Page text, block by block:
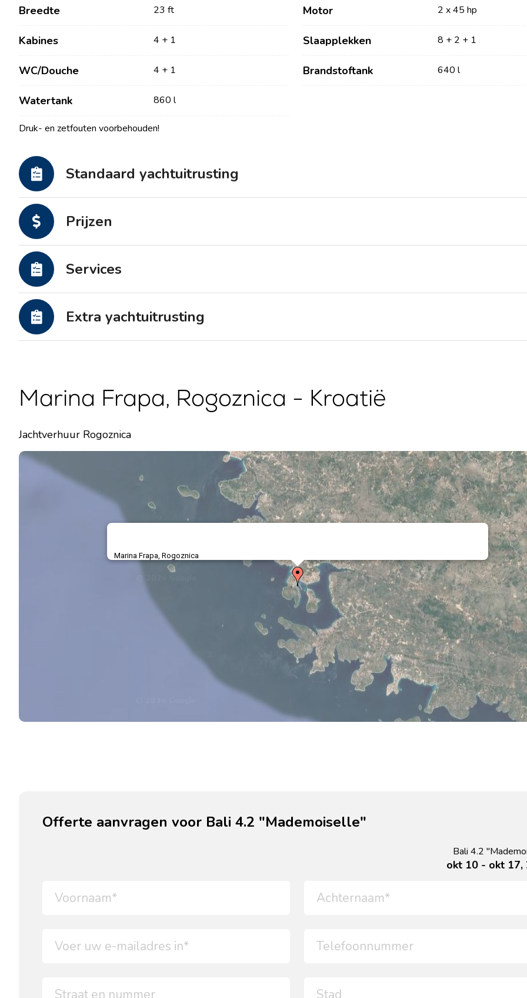
Breedte 23 ft Motor 2 x 45 hp
Kabines 4 + 1 Slaapplekken 8 + 2 + 1
WC/Douche 4 + 1 Brandstoftank 640 l
Watertank 860 l
Druk- en zetfouten voorbehouden!
Standaard yachtuitrusting
Prijzen
Services
Extra yachtuitrusting
Marina Frapa, Rogoznica - Kroatië
Jachtverhuur Rogoznica
Marina Frapa, Rogoznica
Offerte aanvragen voor Bali 4.2 "Mademoiselle"
Bali 4.2
okt 10 - okt 17,
Contact
Nieuws / Blog
Partners
Veelgestelde Vragen
Onze Vloot
Zeilboten
Catamarans
Motorcatamarans
Afstandszeilassistent
Rogoznica
Zeilregio Kvarner